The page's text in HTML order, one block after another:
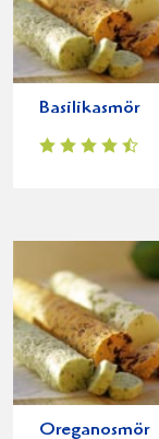
Basilikasmör
Oreganosmör